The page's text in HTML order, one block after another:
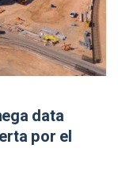
data
por el